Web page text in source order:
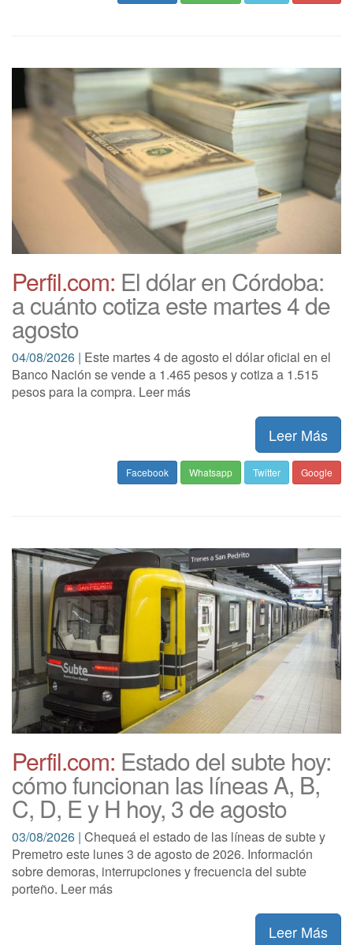
Perfil.com: El dólar en Córdoba:
a cuánto cotiza este martes 4 de
agosto
04/08/2026 | Este martes 4 de agosto el dólar oficial en el
Banco Nación se vende a 1.465 pesos y cotiza a 1.515
pesos para la compra. Leer más
Leer Más
Facebook Whatsapp Twitter Google
Perfil.com: Estado del subte hoy:
cómo funcionan las líneas A, B,
C, D, E y H hoy, 3 de agosto
03/08/2026 | Chequeá el estado de las líneas de subte y
Premetro este lunes 3 de agosto de 2026. Información
sobre demoras, interrupciones y frecuencia del subte
porteño. Leer más
Leer Más